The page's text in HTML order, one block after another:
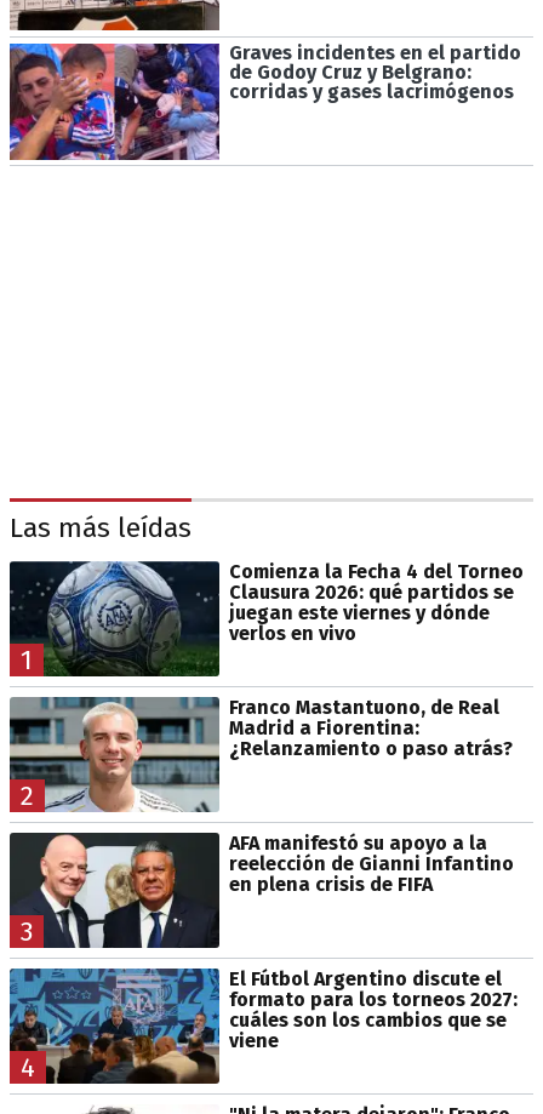
Graves incidentes en el partido
de Godoy Cruz y Belgrano:
corridas y gases lacrimógenos
Las más leídas
1
Comienza la Fecha 4 del Torneo
Clausura 2026: qué partidos se
juegan este viernes y dónde
verlos en vivo
2
Franco Mastantuono, de Real
Madrid a Fiorentina:
¿Relanzamiento o paso atrás?
3
AFA manifestó su apoyo a la
reelección de Gianni Infantino
en plena crisis de FIFA
4
El Fútbol Argentino discute el
formato para los torneos 2027:
cuáles son los cambios que se
viene